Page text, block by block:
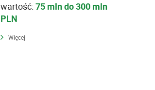
wartość: 75 mln do 300 mln
PLN
Więcej